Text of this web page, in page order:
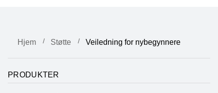
Hjem Støtte Veiledning for nybegynnere
PRODUKTER